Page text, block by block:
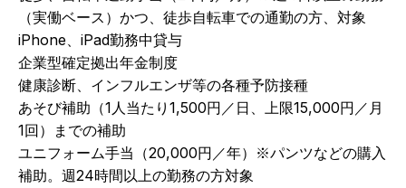
（実働ベース）かつ、徒歩自転車での通勤の方、対象
iPhone、iPad勤務中貸与
企業型確定拠出年金制度
健康診断、インフルエンザ等の各種予防接種
あそび補助（1人当たり1,500円／日、上限15,000円／月
1回）までの補助
ユニフォーム手当（20,000円／年）※パンツなどの購入
補助。週24時間以上の勤務の方対象